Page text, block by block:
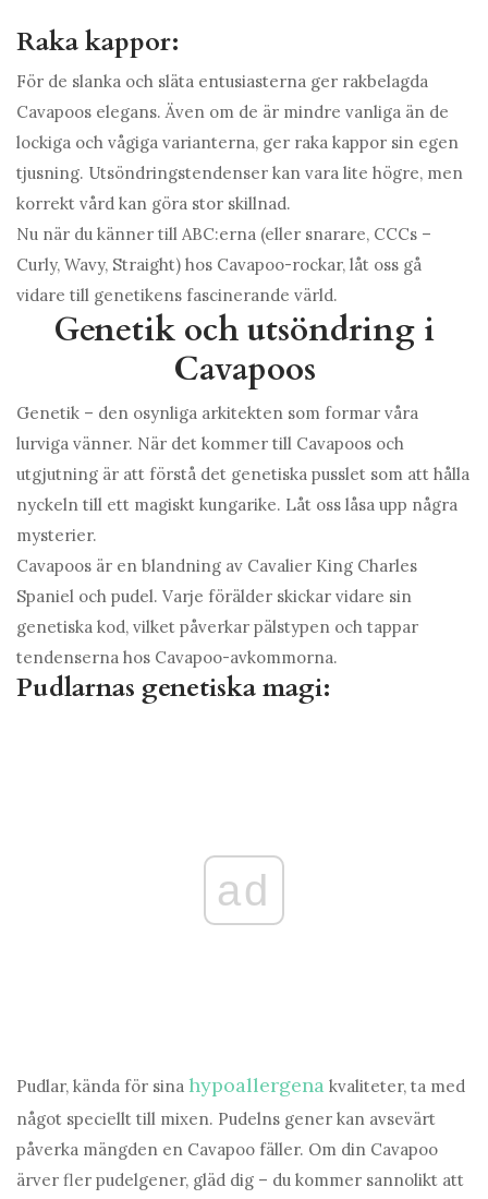
Raka kappor:
För de slanka och släta entusiasterna ger rakbelagda
Cavapoos elegans. Även om de är mindre vanliga än de
lockiga och vågiga varianterna, ger raka kappor sin egen
tjusning. Utsöndringstendenser kan vara lite högre, men
korrekt vård kan göra stor skillnad.
Nu när du känner till ABC:erna (eller snarare, CCCs –
Curly, Wavy, Straight) hos Cavapoo-rockar, låt oss gå
vidare till genetikens fascinerande värld.
Genetik och utsöndring i
Cavapoos
Genetik – den osynliga arkitekten som formar våra
lurviga vänner. När det kommer till Cavapoos och
utgjutning är att förstå det genetiska pusslet som att hålla
nyckeln till ett magiskt kungarike. Låt oss låsa upp några
mysterier.
Cavapoos är en blandning av Cavalier King Charles
Spaniel och pudel. Varje förälder skickar vidare sin
genetiska kod, vilket påverkar pälstypen och tappar
tendenserna hos Cavapoo-avkommorna.
Pudlarnas genetiska magi:
ad
Pudlar, kända för sina hypoallergena kvaliteter, ta med
något speciellt till mixen. Pudelns gener kan avsevärt
påverka mängden en Cavapoo fäller. Om din Cavapoo
ärver fler pudelgener, gläd dig – du kommer sannolikt att